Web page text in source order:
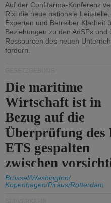
Auf der Confitarma-Konferenz
Rixi die neue nationale
Experten und Betreiber Klarheit
Beziehungen zu den AdSPs und
Ressourcen des neuen
fordern.
Die maritime
Wirtschaft ist in
Bezug auf die
Überprüfung des
ETS gespalten
zwischen
Unterstützung und
Kritik.
Brüssel/Washington/
Kopenhagen/Piräus/Rotterdam